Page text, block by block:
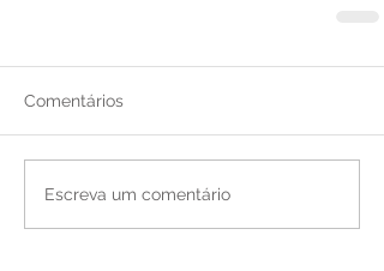
Comentários
Escreva um comentário